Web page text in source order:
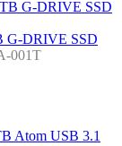
G-DRIVE SSD
001T